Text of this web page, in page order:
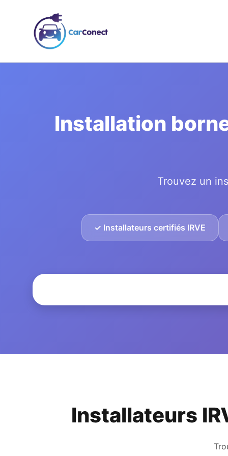
Installation
Trouvez un
✓ Installateurs certifiés IRVE
Installateurs